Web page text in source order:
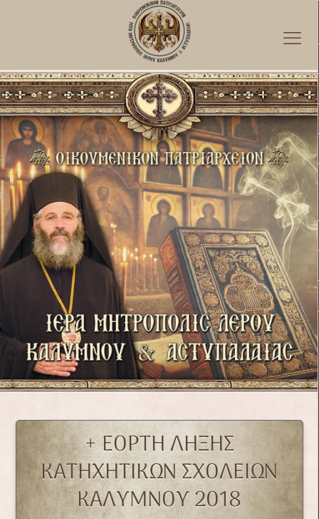
+ ΕΟΡΤΗ ΛΗΞΗΣ
ΚΑΤΗΧΗΤΙΚΩΝ ΣΧΟΛΕΙΩΝ
ΚΑΛΥΜΝΟΥ 2018